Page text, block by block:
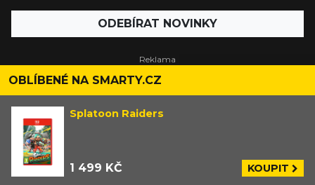
ODEBÍRAT NOVINKY
OBLÍBENÉ NA SMARTY.CZ
Splatoon Raiders
1 499 KČ KOUPIT